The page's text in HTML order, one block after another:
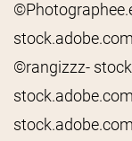
©rangizzz-